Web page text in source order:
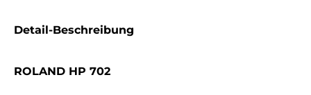
Detail-Beschreibung
ROLAND HP 702